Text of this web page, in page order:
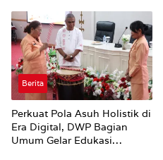
Berita
Perkuat Pola Asuh Holistik di
Era Digital, DWP Bagian
Umum Gelar Edukasi